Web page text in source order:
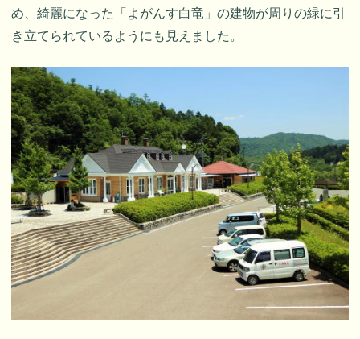
め、綺麗になった「よがんす白竜」の建物が周りの緑に引
き立てられているようにも見えました。